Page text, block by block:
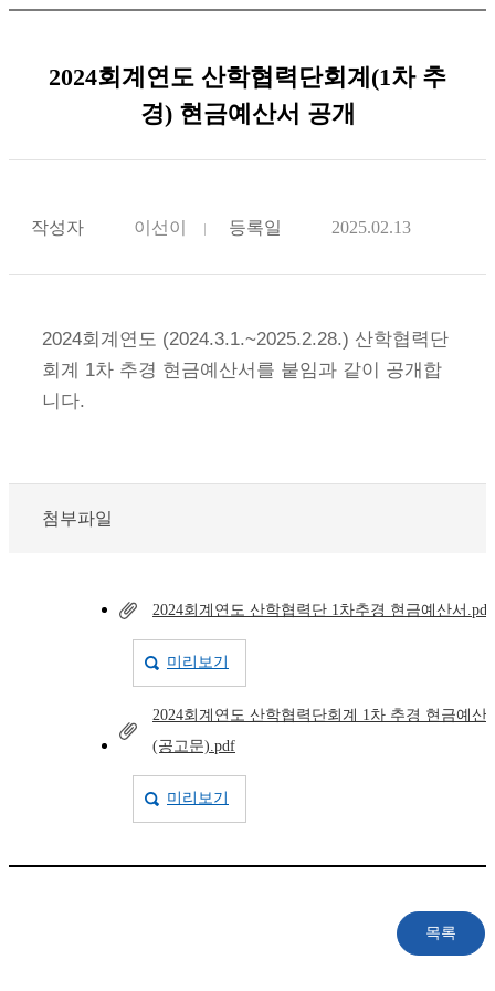
2024회계연도 산학협력단회계(1차 추
경) 현금예산서 공개
작성자 이선이 등록일 2025.02.13
2024회계연도 (2024.3.1.~2025.2.28.) 산학협력단
회계 1차 추경 현금예산서를 붙임과 같이 공개합
니다.
첨부파일
2024회계연도 산학협력단 1차추경 현금예산서.pdf
미리보기
2024회계연도 산학협력단회계 1차 추경 현금예산
(공고문).pdf
미리보기